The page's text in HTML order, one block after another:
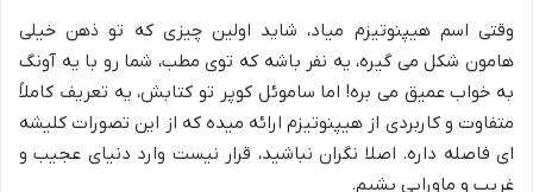
وقتی اسم هیپنوتیزم میاد، شاید اولین چیزی که تو ذهن خیلی
هامون شکل می گیره، یه نفر باشه که توی مطب، شما رو با یه آونگ
به خواب عمیق می بره! اما ساموئل کوپر تو کتابش، یه تعریف کاملاً
متفاوت و کاربردی از هیپنوتیزم ارائه میده که از این تصورات کلیشه
ای فاصله داره. اصلا نگران نباشید، قرار نیست وارد دنیای عجیب و
غریب و ماورایی بشیم.